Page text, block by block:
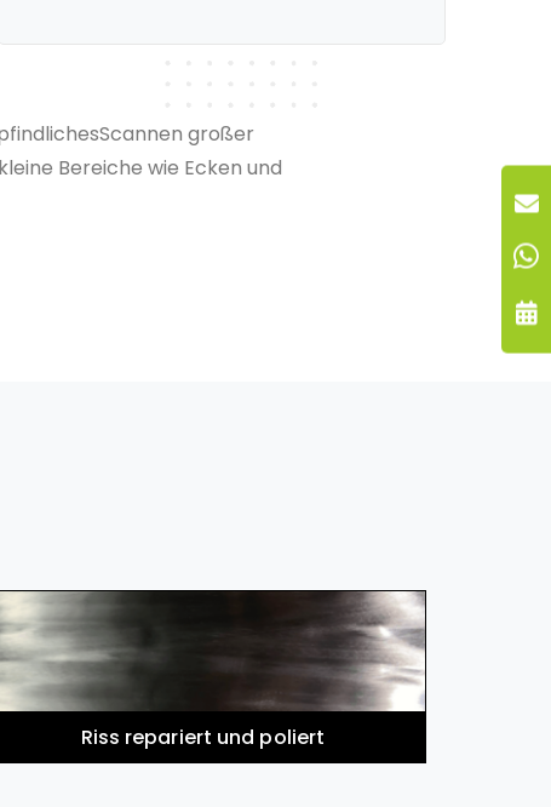
großer
Bereiche wie Ecken und
Riss repariert und poliert